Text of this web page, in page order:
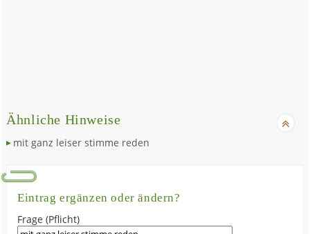
Ähnliche Hinweise
mit ganz leiser stimme reden
Eintrag ergänzen oder ändern?
Frage (Pflicht)